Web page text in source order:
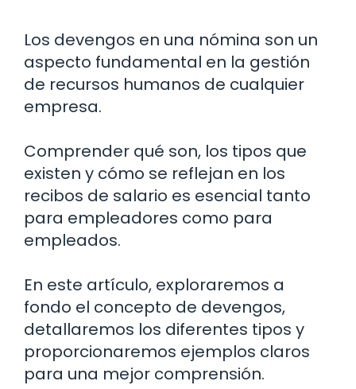
Los devengos en una nómina son un
aspecto fundamental en la gestión
de recursos humanos de cualquier
empresa.
Comprender qué son, los tipos que
existen y cómo se reflejan en los
recibos de salario es esencial tanto
para empleadores como para
empleados.
En este artículo, exploraremos a
fondo el concepto de devengos,
detallaremos los diferentes tipos y
proporcionaremos ejemplos claros
para una mejor comprensión.